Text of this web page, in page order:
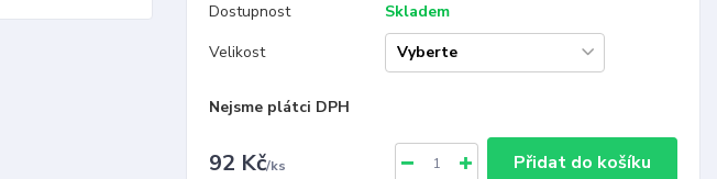
Dostupnost
Skladem
Velikost
Nejsme plátci DPH
92 Kč/ks Přidat do košíku